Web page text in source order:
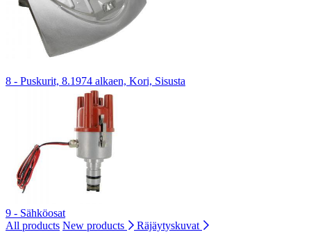
8 - Puskurit, 8.1974 alkaen, Kori, Sisusta
9 - Sähköosat
All products New products
Räjäytyskuvat